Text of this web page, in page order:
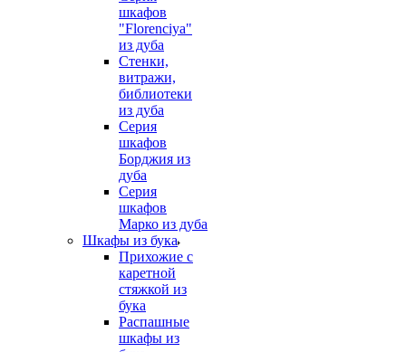
шкафов
"Florenciya"
из дуба
Стенки,
витражи,
библиотеки
из дуба
Серия
шкафов
Борджия из
дуба
Серия
шкафов
Марко из дуба
Шкафы из бука
Прихожие с
каретной
стяжкой из
бука
Распашные
шкафы из